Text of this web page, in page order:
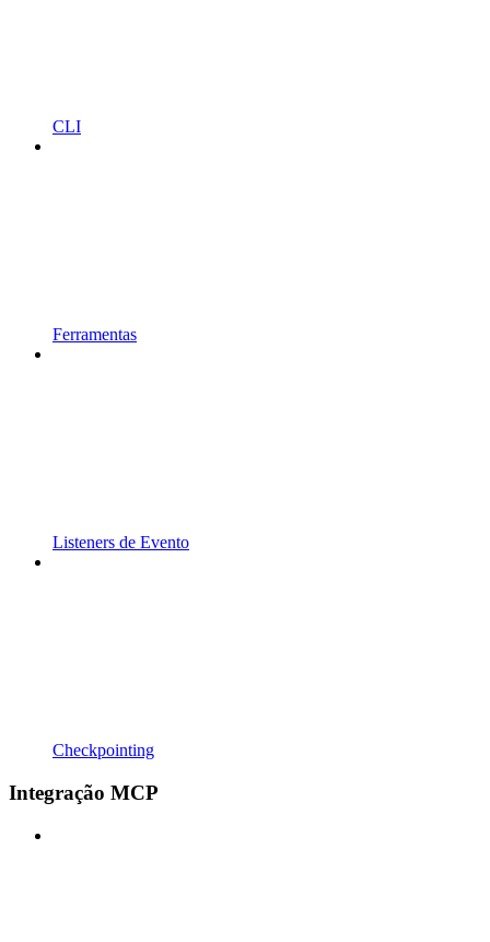
CLI
Ferramentas
Listeners de Evento
Checkpointing
Integração MCP